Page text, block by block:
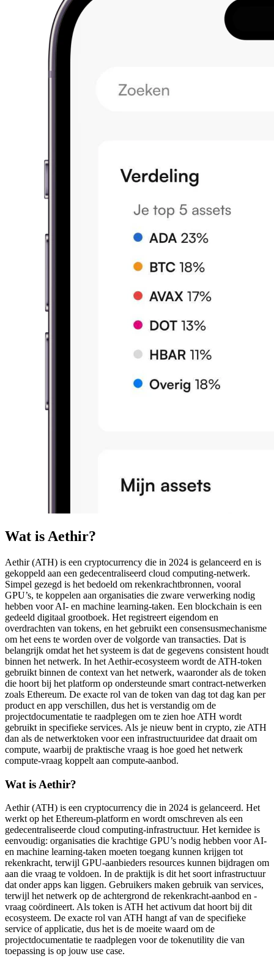
Wat is Aethir?
Aethir (ATH) is een cryptocurrency die in 2024 is gelanceerd en is
gekoppeld aan een gedecentraliseerd cloud computing-netwerk.
Simpel gezegd is het bedoeld om rekenkrachtbronnen, vooral
GPU’s, te koppelen aan organisaties die zware verwerking nodig
hebben voor AI- en machine learning-taken. Een blockchain is een
gedeeld digitaal grootboek. Het registreert eigendom en
overdrachten van tokens, en het gebruikt een consensusmechanisme
om het eens te worden over de volgorde van transacties. Dat is
belangrijk omdat het het systeem is dat de gegevens consistent houdt
binnen het netwerk. In het Aethir-ecosysteem wordt de ATH-token
gebruikt binnen de context van het netwerk, waaronder als de token
die hoort bij het platform op ondersteunde smart contract-netwerken
zoals Ethereum. De exacte rol van de token van dag tot dag kan per
product en app verschillen, dus het is verstandig om de
projectdocumentatie te raadplegen om te zien hoe ATH wordt
gebruikt in specifieke services. Als je nieuw bent in crypto, zie ATH
dan als de netwerktoken voor een infrastructuuridee dat draait om
compute, waarbij de praktische vraag is hoe goed het netwerk
compute-vraag koppelt aan compute-aanbod.
Wat is Aethir?
Aethir (ATH) is een cryptocurrency die in 2024 is gelanceerd. Het
werkt op het Ethereum-platform en wordt omschreven als een
gedecentraliseerde cloud computing-infrastructuur. Het kernidee is
eenvoudig: organisaties die krachtige GPU’s nodig hebben voor AI-
en machine learning-taken moeten toegang kunnen krijgen tot
rekenkracht, terwijl GPU-aanbieders resources kunnen bijdragen om
aan die vraag te voldoen. In de praktijk is dit het soort infrastructuur
dat onder apps kan liggen. Gebruikers maken gebruik van services,
terwijl het netwerk op de achtergrond de rekenkracht-aanbod en -
vraag coördineert. Als token is ATH het activum dat hoort bij dit
ecosysteem. De exacte rol van ATH hangt af van de specifieke
service of applicatie, dus het is de moeite waard om de
projectdocumentatie te raadplegen voor de tokenutility die van
toepassing is op jouw use case.